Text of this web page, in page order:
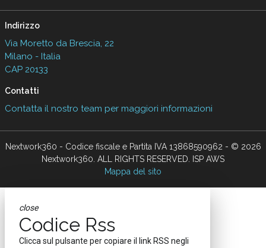
Indirizzo
Via Moretto da Brescia, 22
Milano - Italia
CAP 20133
Contatti
Contatta il nostro team per maggiori informazioni
Nextwork360 - Codice fiscale e Partita IVA 13868590962 - © 2026
Nextwork360. ALL RIGHTS RESERVED. ISP AWS
Mappa del sito
close
Codice Rss
Clicca sul pulsante per copiare il link RSS negli